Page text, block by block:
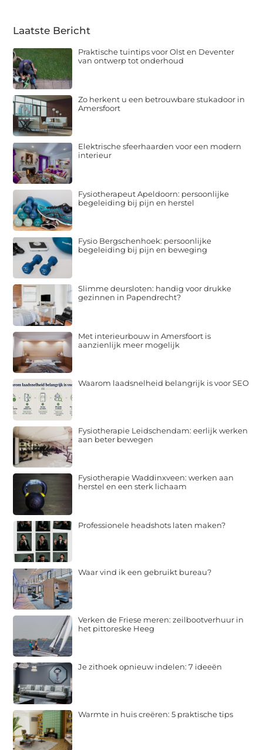
Laatste Bericht
Praktische tuintips voor Olst en Deventer
van ontwerp tot onderhoud
Zo herkent u een betrouwbare stukadoor in
Amersfoort
Elektrische sfeerhaarden voor een modern
interieur
Fysiotherapeut Apeldoorn: persoonlijke
begeleiding bij pijn en herstel
Fysio Bergschenhoek: persoonlijke
begeleiding bij pijn en beweging
Slimme deursloten: handig voor drukke
gezinnen in Papendrecht?
Met interieurbouw in Amersfoort is
aanzienlijk meer mogelijk
Waarom laadsnelheid belangrijk is voor SEO
Fysiotherapie Leidschendam: eerlijk werken
aan beter bewegen
Fysiotherapie Waddinxveen: werken aan
herstel en een sterk lichaam
Professionele headshots laten maken?
Waar vind ik een gebruikt bureau?
Verken de Friese meren: zeilbootverhuur in
het pittoreske Heeg
Je zithoek opnieuw indelen: 7 ideeën
Warmte in huis creëren: 5 praktische tips